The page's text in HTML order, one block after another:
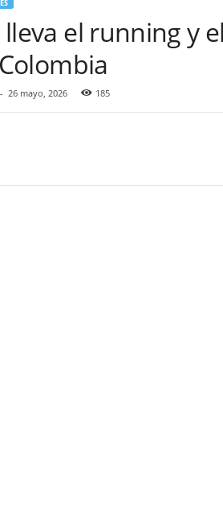
lleva el running y
- 26 mayo, 2026 185